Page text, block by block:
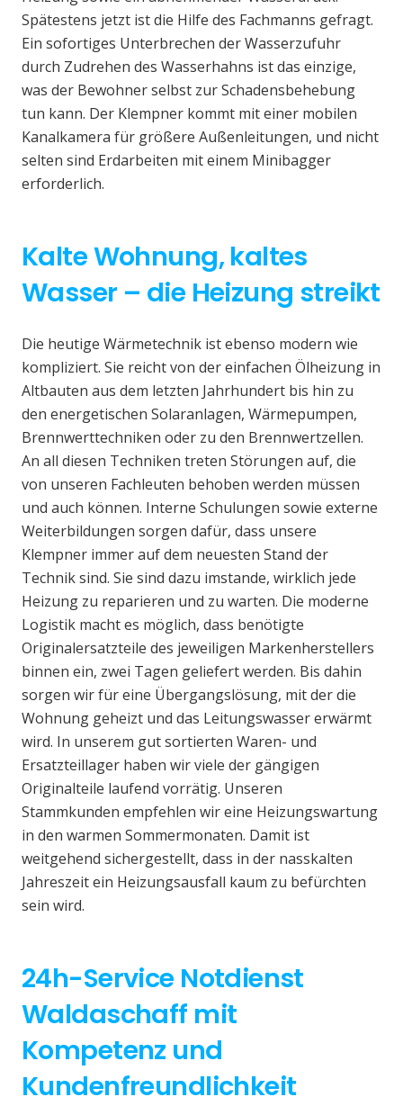
Spätestens jetzt ist die Hilfe des Fachmanns gefragt.
Ein sofortiges Unterbrechen der Wasserzufuhr
durch Zudrehen des Wasserhahns ist das einzige,
was der Bewohner selbst zur Schadensbehebung
tun kann. Der Klempner kommt mit einer mobilen
Kanalkamera für größere Außenleitungen, und nicht
selten sind Erdarbeiten mit einem Minibagger
erforderlich.
Kalte Wohnung, kaltes
Wasser – die Heizung streikt
Die heutige Wärmetechnik ist ebenso modern wie
kompliziert. Sie reicht von der einfachen Ölheizung in
Altbauten aus dem letzten Jahrhundert bis hin zu
den energetischen Solaranlagen, Wärmepumpen,
Brennwerttechniken oder zu den Brennwertzellen.
An all diesen Techniken treten Störungen auf, die
von unseren Fachleuten behoben werden müssen
und auch können. Interne Schulungen sowie externe
Weiterbildungen sorgen dafür, dass unsere
Klempner immer auf dem neuesten Stand der
Technik sind. Sie sind dazu imstande, wirklich jede
Heizung zu reparieren und zu warten. Die moderne
Logistik macht es möglich, dass benötigte
Originalersatzteile des jeweiligen Markenherstellers
binnen ein, zwei Tagen geliefert werden. Bis dahin
sorgen wir für eine Übergangslösung, mit der die
Wohnung geheizt und das Leitungswasser erwärmt
wird. In unserem gut sortierten Waren- und
Ersatzteillager haben wir viele der gängigen
Originalteile laufend vorrätig. Unseren
Stammkunden empfehlen wir eine Heizungswartung
in den warmen Sommermonaten. Damit ist
weitgehend sichergestellt, dass in der nasskalten
Jahreszeit ein Heizungsausfall kaum zu befürchten
sein wird.
24h-Service Notdienst
Waldaschaff mit
Kompetenz und
Kundenfreundlichkeit